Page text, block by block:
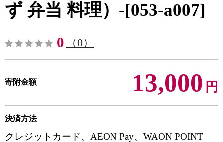
ず 弁当 料理）-[053-a007]
0 （0）
寄附金額 13,000 円
決済方法
クレジットカード、AEON Pay、WAON POINT